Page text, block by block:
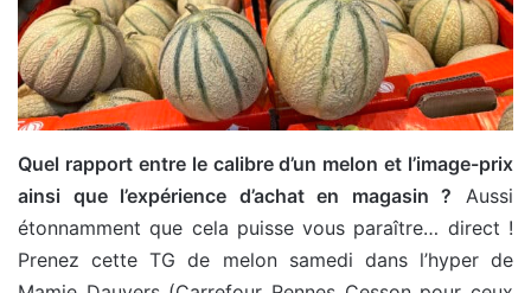
Quel rapport entre le calibre d’un melon et l’image-prix
ainsi que l’expérience d’achat en magasin ? Aussi
étonnamment que cela puisse vous paraître… direct !
Prenez cette TG de melon samedi dans l’hyper de